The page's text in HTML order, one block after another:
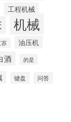
工程机械
机械
苏
油压机
酒 的是
键盘 问答